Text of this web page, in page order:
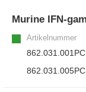
Murine IFN-
Artikelnummer
862.031.001PC
862.031.005PC